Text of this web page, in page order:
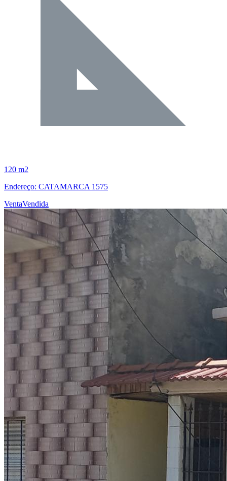
120 m2
Endereço: CATAMARCA 1575
VentaVendida